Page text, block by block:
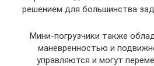
решением для большинства
Мини-погрузчики также
маневренностью и
управляются и могут